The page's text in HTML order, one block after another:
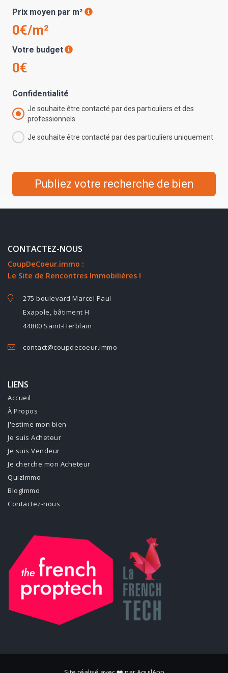
Prix moyen par m²
0€/m²
Votre budget
0€
Confidentialité
Je souhaite être contacté par des particuliers et des
professionnels
Je souhaite être contacté par des particuliers uniquement
Publiez votre recherche de bien
CONTACTEZ-NOUS
CoupDeCoeur.immo :
Le Site de Rencontres Immobilières !
275 boulevard Marcel Paul
Exapole, bâtiment H
44800 Saint-Herblain
contact@coupdecoeur.immo
LIENS
Accueil
À Propos
J'estime mon bien
Je suis Acheteur
Je suis Vendeur
Je cherche mon Acheteur
QuizImmo
BlogImmo
Contactez-nous